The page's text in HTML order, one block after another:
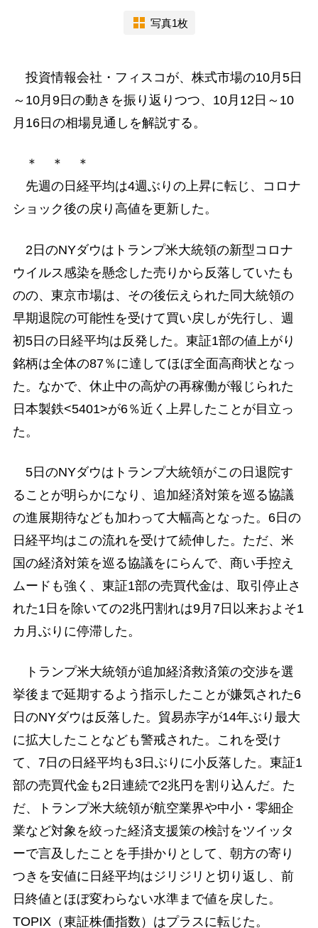
写真1枚
投資情報会社・フィスコが、株式市場の10月5日
～10月9日の動きを振り返りつつ、10月12日～10
月16日の相場見通しを解説する。
＊ ＊ ＊
先週の日経平均は4週ぶりの上昇に転じ、コロナ
ショック後の戻り高値を更新した。
2日のNYダウはトランプ米大統領の新型コロナ
ウイルス感染を懸念した売りから反落していたも
のの、東京市場は、その後伝えられた同大統領の
早期退院の可能性を受けて買い戻しが先行し、週
初5日の日経平均は反発した。東証1部の値上がり
銘柄は全体の87％に達してほぼ全面高商状となっ
た。なかで、休止中の高炉の再稼働が報じられた
日本製鉄<5401>が6％近く上昇したことが目立っ
た。
5日のNYダウはトランプ大統領がこの日退院す
ることが明らかになり、追加経済対策を巡る協議
の進展期待なども加わって大幅高となった。6日の
日経平均はこの流れを受けて続伸した。ただ、米
国の経済対策を巡る協議をにらんで、商い手控え
ムードも強く、東証1部の売買代金は、取引停止さ
れた1日を除いての2兆円割れは9月7日以来およそ1
カ月ぶりに停滞した。
トランプ米大統領が追加経済救済策の交渉を選
挙後まで延期するよう指示したことが嫌気された6
日のNYダウは反落した。貿易赤字が14年ぶり最大
に拡大したことなども警戒された。これを受け
て、7日の日経平均も3日ぶりに小反落した。東証1
部の売買代金も2日連続で2兆円を割り込んだ。た
だ、トランプ米大統領が航空業界や中小・零細企
業など対象を絞った経済支援策の検討をツイッタ
ーで言及したことを手掛かりとして、朝方の寄り
つきを安値に日経平均はジリジリと切り返し、前
日終値とほぼ変わらない水準まで値を戻した。
TOPIX（東証株価指数）はプラスに転じた。